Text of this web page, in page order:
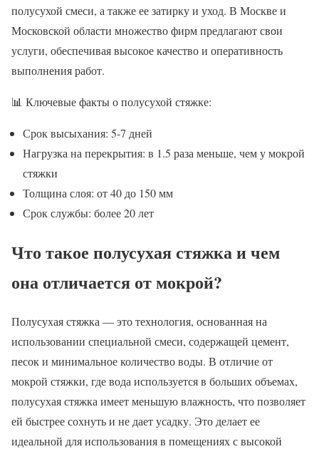
полусухой смеси, а также ее затирку и уход. В Москве и
Московской области множество фирм предлагают свои
услуги, обеспечивая высокое качество и оперативность
выполнения работ.
📊 Ключевые факты о полусухой стяжке:
Срок высыхания: 5-7 дней
Нагрузка на перекрытия: в 1.5 раза меньше, чем у мокрой
стяжки
Толщина слоя: от 40 до 150 мм
Срок службы: более 20 лет
Что такое полусухая стяжка и чем
она отличается от мокрой?
Полусухая стяжка — это технология, основанная на
использовании специальной смеси, содержащей цемент,
песок и минимальное количество воды. В отличие от
мокрой стяжки, где вода используется в больших объемах,
полусухая стяжка имеет меньшую влажность, что позволяет
ей быстрее сохнуть и не дает усадку. Это делает ее
идеальной для использования в помещениях с высокой